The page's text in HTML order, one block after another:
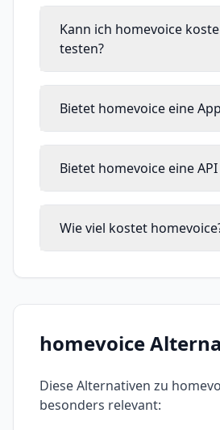
Kann ich homevoice
testen?
Bietet homevoice eine
Bietet homevoice eine API
Wie viel kostet
homevoice
Diese Alternativen zu
besonders relevant: